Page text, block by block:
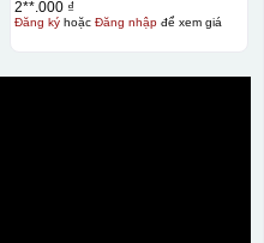
2**.000 ₫
Đăng kýhoặc Đăng nhậpđể xem giá